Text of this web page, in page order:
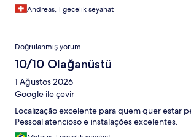
Andreas, 1 gecelik seyahat
Doğrulanmış yorum
10/10 Olağanüstü
1 Ağustos 2026
Google ile çevir
Localização excelente para quem quer estar
Pessoal atencioso e instalações excelentes.